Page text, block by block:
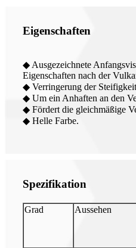
Eigenschaften
◆ Ausgezeichnete
Eigenschaften nach der
◆ Verringerung der
◆ Um ein Anhaften an den
◆ Fördert die gleichmäßige
◆ Helle Farbe.
Spezifikation
Grad Aussehen